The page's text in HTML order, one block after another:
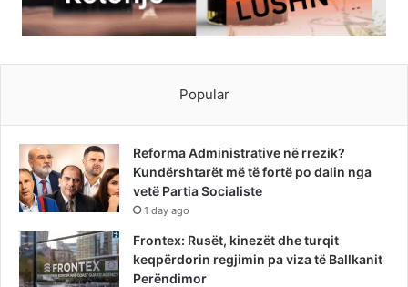
Popular
Reforma Administrative në rrezik?
Kundërshtarët më të fortë po dalin nga
vetë Partia Socialiste
1 day ago
Frontex: Rusët, kinezët dhe turqit
keqpërdorin regjimin pa viza të Ballkanit
Perëndimor